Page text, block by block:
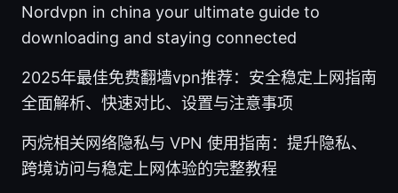
Nordvpn in china your ultimate guide to
downloading and staying connected
2025年最佳免费翻墙vpn推荐：安全稳定上网指南
全面解析、快速对比、设置与注意事项
丙烷相关网络隐私与 VPN 使用指南：提升隐私、
跨境访问与稳定上网体验的完整教程